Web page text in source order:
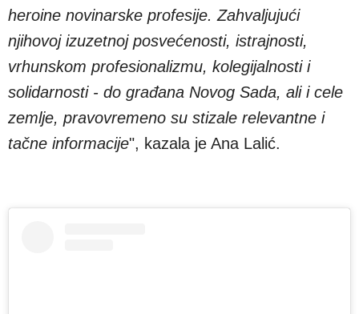
heroine novinarske profesije. Zahvaljujući
njihovoj izuzetnoj posvećenosti, istrajnosti,
vrhunskom profesionalizmu, kolegijalnosti i
solidarnosti - do građana Novog Sada, ali i cele
zemlje, pravovremeno su stizale relevantne i
tačne informacije", kazala je Ana Lalić.